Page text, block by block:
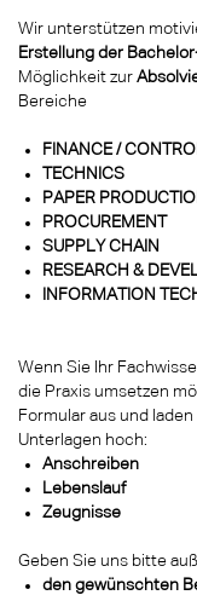
Wir unterstützen
Erstellung der
Möglichkeit zur
Bereiche
FINANCE /
TECHNICS
PAPER
PROCUREMENT
SUPPLY CHAIN
RESEARCH &
INFORMATION
Wenn Sie Ihr
die Praxis umsetzen
Formular aus und
Unterlagen hoch:
Anschreiben
Lebenslauf
Zeugnisse
Geben Sie uns bitte
den gewünschten